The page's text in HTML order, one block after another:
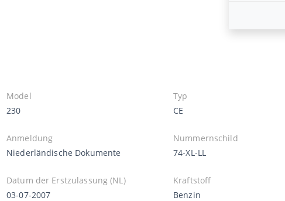
Model
230
Typ
CE
Anmeldung
Niederländische Dokumente
Nummernschild
74-XL-LL
Datum der Erstzulassung (NL)
03-07-2007
Kraftstoff
Benzin